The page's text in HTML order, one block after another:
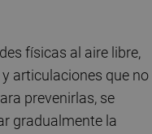
físicas al aire libre,
articulaciones que no
prevenirlas, se
gradualmente la